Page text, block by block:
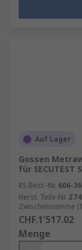
Auf Lager
Gossen
für SECUTEST
RS Best.-Nr. 606-
Herst. Teile-Nr.
Zwischensumme
CHF.1'517.02
Menge